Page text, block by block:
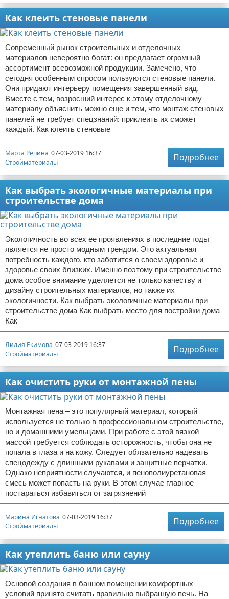
Как клеить стеновые панели
Современный рынок строительных и отделочных
материалов невероятно богат: он предлагает огромный
ассортимент всевозможной продукции. Замечено, что
сегодня особенным спросом пользуются стеновые панели.
Они придают интерьеру помещения завершенный вид.
Вместе с тем, возросший интерес к этому отделочному
материалу объяснить можно еще и тем, что монтаж стеновых
панелей не требует спецзнаний: приклеить их сможет
каждый. Как клеить стеновые
Марта Репина 07-03-2019 16:37
Стройматериалы
Подробнее
Как выбрать экологичные материалы при
строительстве дома
Экологичность во всех ее проявлениях в последние годы
является не просто модным трендом. Это актуальная
потребность каждого, кто заботится о своем здоровье и
здоровье своих близких. Именно поэтому при строительстве
дома особое внимание уделяется не только качеству и
дизайну строительных материалов, но также их
экологичности. Как выбрать экологичные материалы при
строительстве дома Как выбрать место для постройки дома
Как
Лилия Екимова 07-03-2019 16:37
Стройматериалы
Подробнее
Как очистить руки от монтажной пены
Монтажная пена – это популярный материал, который
используется не только в профессиональном строительстве,
но и домашними умельцами. При работе с этой вязкой
массой требуется соблюдать осторожность, чтобы она не
попала в глаза и на кожу. Следует обязательно надевать
спецодежду с длинными рукавами и защитные перчатки.
Однако неприятности случаются, и пенополиуретановая
смесь может попасть на руки. В этом случае главное –
постараться избавиться от загрязнений
Марина Игнатова 07-03-2019 16:37
Стройматериалы
Подробнее
Как утеплить баню или сауну
Основой создания в банном помещении комфортных
условий принято считать правильно выбранную печь. На